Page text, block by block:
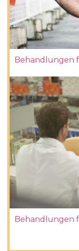
Behandlungen
Behandlungen